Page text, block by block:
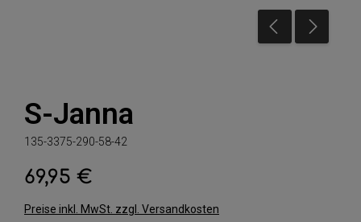
S-Janna
135-3375-290-58-42
Regulärer Preis:
69,95 €
Preise inkl. MwSt. zzgl. Versandkosten